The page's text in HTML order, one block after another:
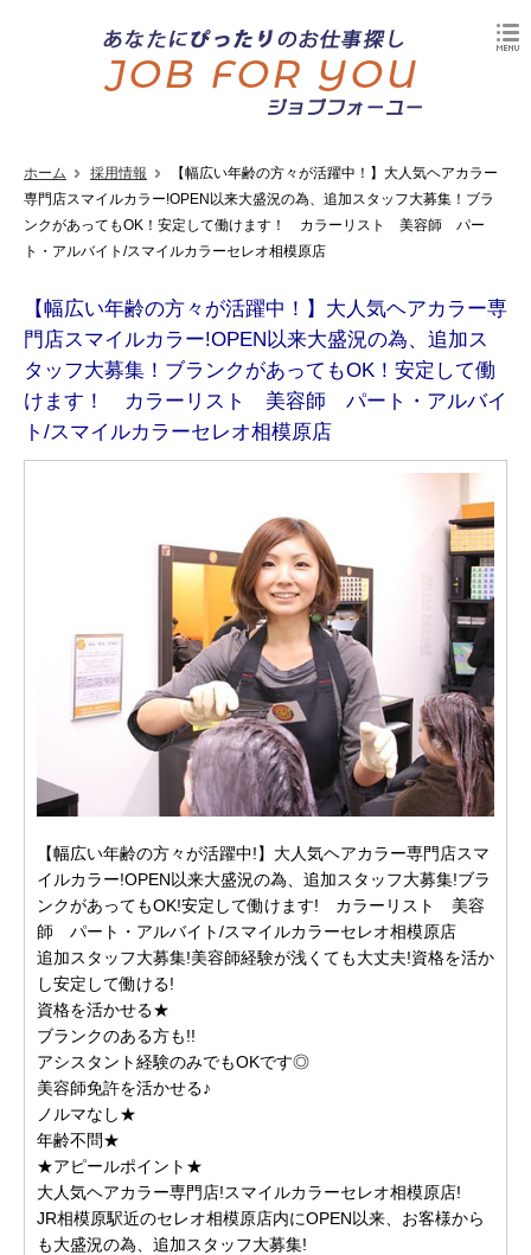
ホーム 採用情報
【幅広い年齢の方々が活躍中！】大人気ヘアカラー
専門店スマイルカラー!OPEN以来大盛況の為、追加スタッフ大募集！ブラ
ンクがあってもOK！安定して働けます！ カラーリスト 美容師 パー
ト・アルバイト/スマイルカラーセレオ相模原店
【幅広い年齢の方々が活躍中！】大人気ヘアカラー専
門店スマイルカラー!OPEN以来大盛況の為、追加ス
タッフ大募集！ブランクがあってもOK！安定して働
けます！ カラーリスト 美容師 パート・アルバイ
ト/スマイルカラーセレオ相模原店
【幅広い年齢の方々が活躍中!】大人気ヘアカラー専門店スマ
イルカラー!OPEN以来大盛況の為、追加スタッフ大募集!ブラ
ンクがあってもOK!安定して働けます! カラーリスト 美容
師 パート・アルバイト/スマイルカラーセレオ相模原店
追加スタッフ大募集!美容師経験が浅くても大丈夫!資格を活か
し安定して働ける!
資格を活かせる★
ブランクのある方も!!
アシスタント経験のみでもOKです◎
美容師免許を活かせる♪
ノルマなし★
年齢不問★
★アピールポイント★
大人気ヘアカラー専門店!スマイルカラーセレオ相模原店!
JR相模原駅近のセレオ相模原店内にOPEN以来、お客様から
も大盛況の為、追加スタッフ大募集!